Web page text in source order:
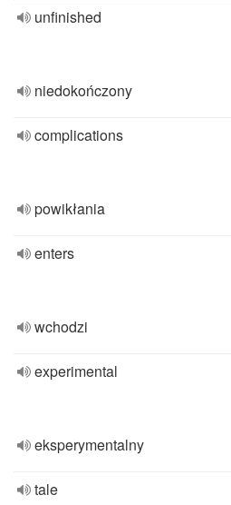
unfinished
niedokończony
complications
powikłania
enters
wchodzi
experimental
eksperymentalny
tale